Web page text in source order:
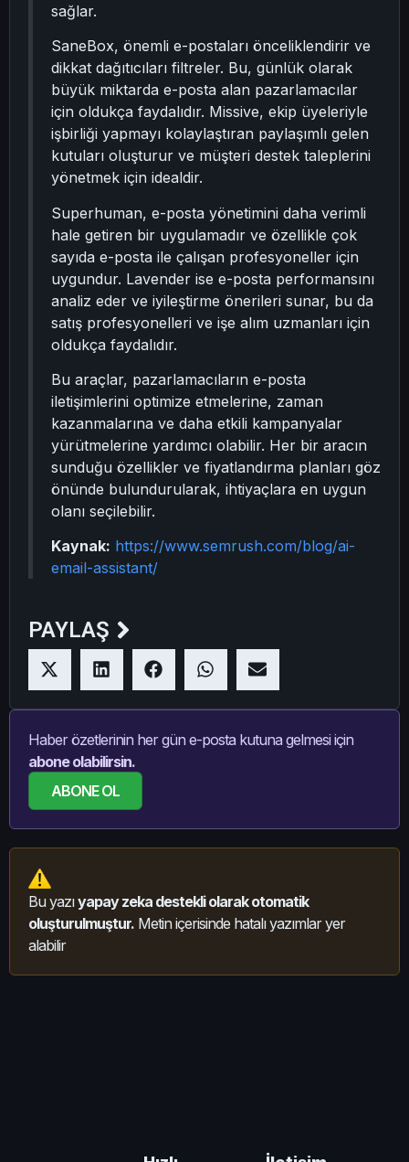
sağlar.
SaneBox, önemli e-postaları önceliklendirir ve
dikkat dağıtıcıları filtreler. Bu, günlük olarak
büyük miktarda e-posta alan pazarlamacılar
için oldukça faydalıdır. Missive, ekip üyeleriyle
işbirliği yapmayı kolaylaştıran paylaşımlı gelen
kutuları oluşturur ve müşteri destek taleplerini
yönetmek için idealdir.
Superhuman, e-posta yönetimini daha verimli
hale getiren bir uygulamadır ve özellikle çok
sayıda e-posta ile çalışan profesyoneller için
uygundur. Lavender ise e-posta performansını
analiz eder ve iyileştirme önerileri sunar, bu da
satış profesyonelleri ve işe alım uzmanları için
oldukça faydalıdır.
Bu araçlar, pazarlamacıların e-posta
iletişimlerini optimize etmelerine, zaman
kazanmalarına ve daha etkili kampanyalar
yürütmelerine yardımcı olabilir. Her bir aracın
sunduğu özellikler ve fiyatlandırma planları göz
önünde bulundurularak, ihtiyaçlara en uygun
olanı seçilebilir.
Kaynak: https://www.semrush.com/blog/ai-
email-assistant/
PAYLAŞ
Haber özetlerinin her gün e-posta kutuna gelmesi için
abone olabilirsin.
ABONE OL
Bu yazıyapay zeka destekli olarak otomatik
oluşturulmuştur. Metin içerisinde hatalı yazımlar yer
alabilir